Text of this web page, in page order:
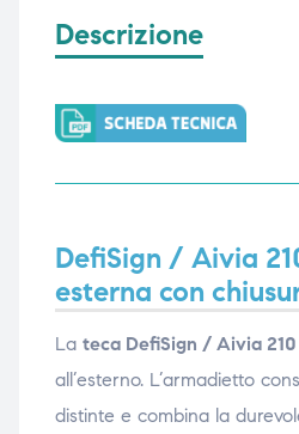
Descrizione
DefiSign / Aivia
esterna con
La teca DefiSign / Aivia 210
all’esterno. L’armadietto
distinte e combina la